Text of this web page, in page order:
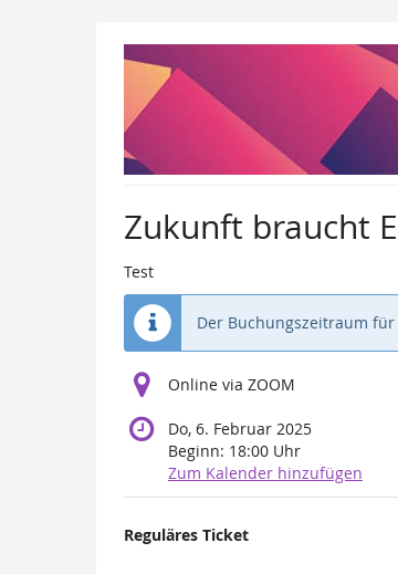
Zukunft braucht
Test
Der Buchungszeitraum
Online via ZOOM
Do, 6. Februar 2025
Beginn: 18:00 Uhr
Zum Kalender hinzufügen
Produkte
Reguläres Ticket